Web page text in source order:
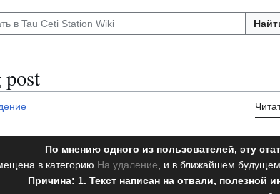
По мнению одного из пользователей, эту
в категорию На удаление , и в ближайшем
Причина: 1. Текст написан на отвали, полезной